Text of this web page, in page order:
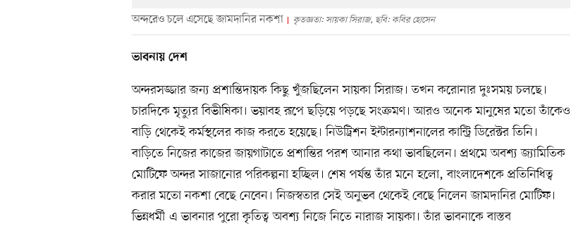
অন্দরেও চলে এসেছে জামদানির নকশা কৃতজ্ঞতা: সায়কা সিরাজ, ছবি: কবির হোসেন
ভাবনায় দেশ
অন্দরসজ্জার জন্য প্রশান্তিদায়ক কিছু খুঁজছিলেন সায়কা সিরাজ। তখন করোনার দুঃসময় চলছে।
চারদিকে মৃত্যুর বিভীষিকা। ভয়াবহ রূপে ছড়িয়ে পড়ছে সংক্রমণ। আরও অনেক মানুষের মতো তাঁকেও
বাড়ি থেকেই কর্মস্থলের কাজ করতে হয়েছে। নিউট্রিশন ইন্টারন্যাশনালের কান্ট্রি ডিরেক্টর তিনি।
বাড়িতে নিজের কাজের জায়গাটাতে প্রশান্তির পরশ আনার কথা ভাবছিলেন। প্রথমে অবশ্য জ্যামিতিক
মোটিফে অন্দর সাজানোর পরিকল্পনা হচ্ছিল। শেষ পর্যন্ত তাঁর মনে হলো, বাংলাদেশকে প্রতিনিধিত্ব
করার মতো নকশা বেছে নেবেন। নিজস্বতার সেই অনুভব থেকেই বেছে নিলেন জামদানির মোটিফ।
ভিন্নধর্মী এ ভাবনার পুরো কৃতিত্ব অবশ্য নিজে নিতে নারাজ সায়কা। তাঁর ভাবনাকে বাস্তব